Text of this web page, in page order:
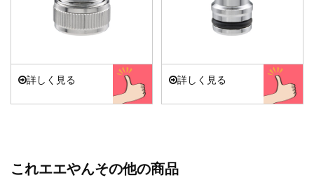
詳しく見る 詳しく見る
これエエやんその他の商品